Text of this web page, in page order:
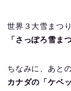
世界３大雪まつ
「さっぽろ雪ま
ちなみに、あと
カナダの「ケベ